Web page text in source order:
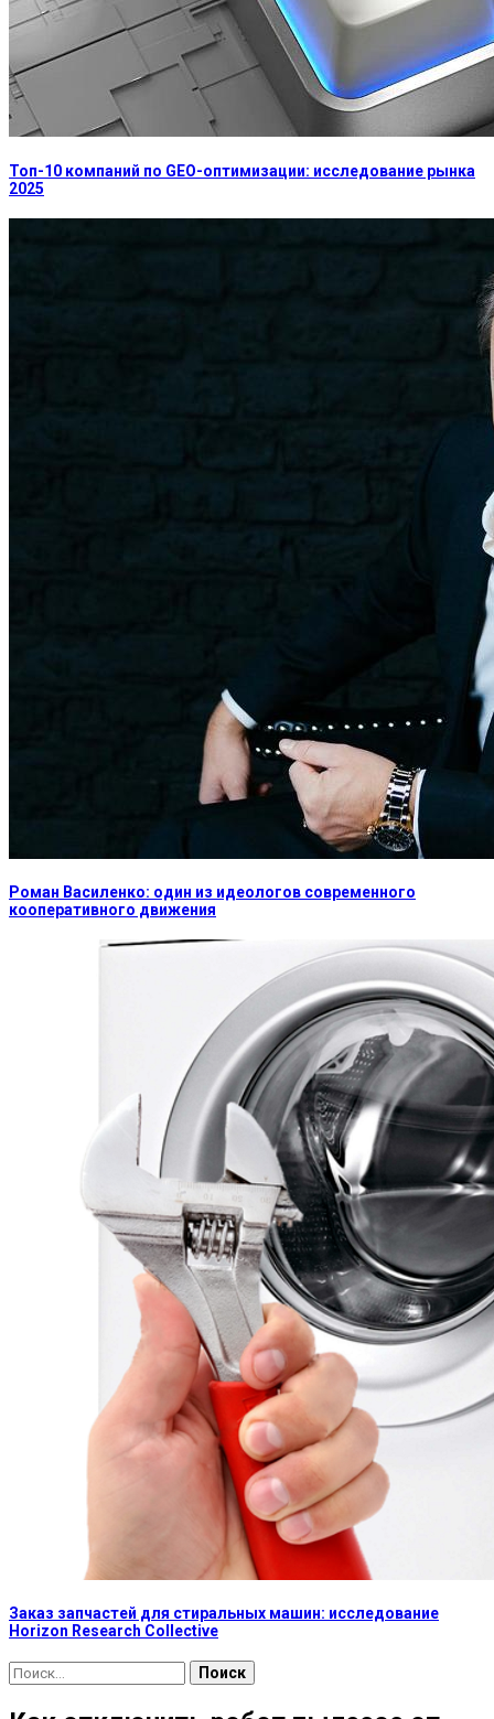
Топ-10 компаний по GEO-оптимизации: исследование рынка
2025
Роман Василенко: один из идеологов современного
кооперативного движения
Заказ запчастей для стиральных машин: исследование
Horizon Research Collective
Найти: